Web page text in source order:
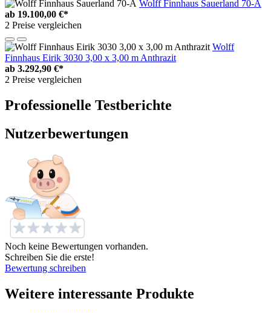
Wolff Finnhaus Sauerland 70-A
ab 19.100,00 €*
2 Preise vergleichen
Wolff
Finnhaus Eirik 3030 3,00 x 3,00 m Anthrazit
ab 3.292,90 €*
2 Preise vergleichen
Professionelle Testberichte
Nutzerbewertungen
Noch keine Bewertungen vorhanden.
Schreiben Sie die erste!
Bewertung schreiben
Weitere interessante Produkte